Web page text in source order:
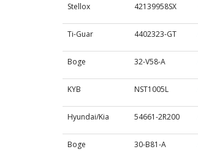
Stellox 42139958SX
Ti-Guar 4402323-GT
Boge 32-V58-A
KYB NST1005L
Hyundai/Kia 54661-2R200
Boge 30-B81-A